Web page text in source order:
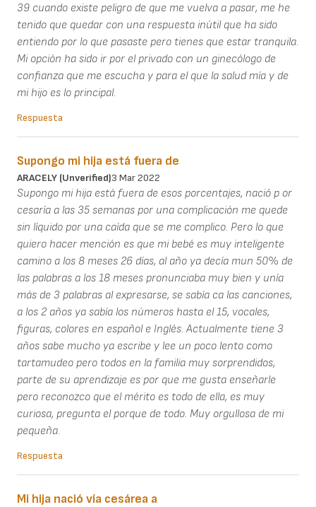
39 cuando existe peligro de que me vuelva a pasar, me he
tenido que quedar con una respuesta inútil que ha sido
entiendo por lo que pasaste pero tienes que estar tranquila.
Mi opción ha sido ir por el privado con un ginecólogo de
confianza que me escucha y para el que la salud mía y de
mi hijo es lo principal.
Respuesta
Supongo mi hija está fuera de
ARACELY (unverified)3 Mar 2022
Supongo mi hija está fuera de esos porcentajes, nació p or
cesaría a las 35 semanas por una complicación me quede
sin líquido por una caída que se me complico. Pero lo que
quiero hacer mención es que mi bebé es muy inteligente
camino a los 8 meses 26 días, al año ya decía mun 50% de
las palabras a los 18 meses pronunciaba muy bien y unía
más de 3 palabras al expresarse, se sabía ca las canciones,
a los 2 años ya sabía los números hasta el 15, vocales,
figuras, colores en español e Inglés. Actualmente tiene 3
años sabe mucho ya escribe y lee un poco lento como
tartamudeo pero todos en la familia muy sorprendidos,
parte de su aprendizaje es por que me gusta enseñarle
pero reconozco que el mérito es todo de ella, es muy
curiosa, pregunta el porque de todo. Muy orgullosa de mi
pequeña.
Respuesta
Mi hija nació vía cesárea a